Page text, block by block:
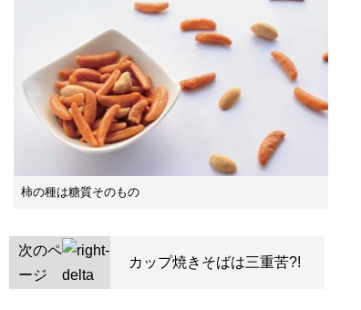
柿の種は糖質そのもの
次のペ
ージ
カップ焼きそばは三重苦?!